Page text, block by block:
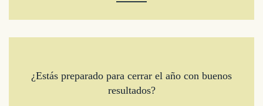
¿Estás preparado para cerrar el año con buenos
resultados?